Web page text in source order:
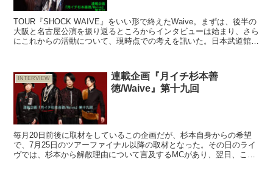
TOUR『SHOCK WAIVE』をいい形で終えたWaive。まずは、後半の
大阪と名古屋公演を振り返るところからインタビューは始まり、さら
にこれからの活動について、現時点での考えを訊いた。日本武道館と
INTERVIEW
連載企画『月イチ杉本善
徳/Waive』第十九回
毎月20日前後に取材をしているこの企画だが、杉本自身からの希望
で、7月25日のツアーファイナル以降の取材となった。その日のライ
ヴでは、杉本から解散理由について言及するMCがあり、翌日、この